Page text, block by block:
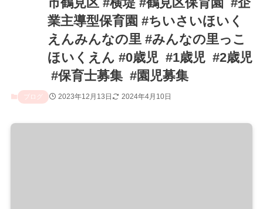
業主導型保育園 #ちいさいほいく
えんみんなの里 #みんなの里っこ
ほいくえん #0歳児 ⁡ #1歳児 ⁡ #2歳児
⁡ #保育士募集 ⁡ #園児募集
ブログ 2023年12月13日 2024年4月10日